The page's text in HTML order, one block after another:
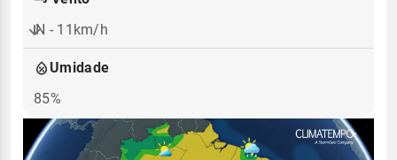
N - 11km/h
Umidade
85%